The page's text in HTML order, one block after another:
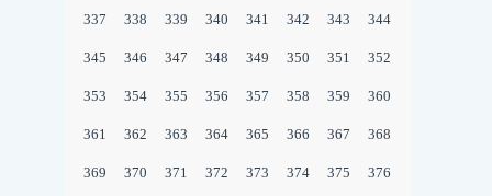
337 338 339 340 341 342 343 344
345 346 347 348 349 350 351 352
353 354 355 356 357 358 359 360
361 362 363 364 365 366 367 368
369 370 371 372 373 374 375 376